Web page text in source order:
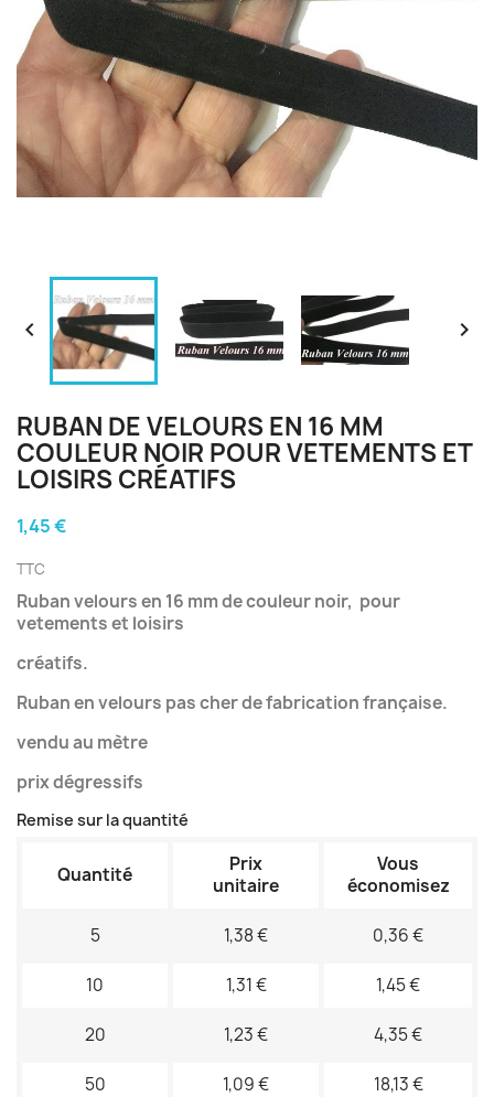
 
RUBAN DE VELOURS EN 16 MM
COULEUR NOIR POUR VETEMENTS ET
LOISIRS CRÉATIFS
1,45 €
TTC
Ruban velours en 16 mm de couleur noir, pour
vetements et loisirs
créatifs.
Ruban en velours pas cher de fabrication française.
vendu au mètre
prix dégressifs
Remise sur la quantité
Quantité
Prix
unitaire
Vous
économisez
5 1,38 € 0,36 €
10 1,31 € 1,45 €
20 1,23 € 4,35 €
50 1,09 € 18,13 €